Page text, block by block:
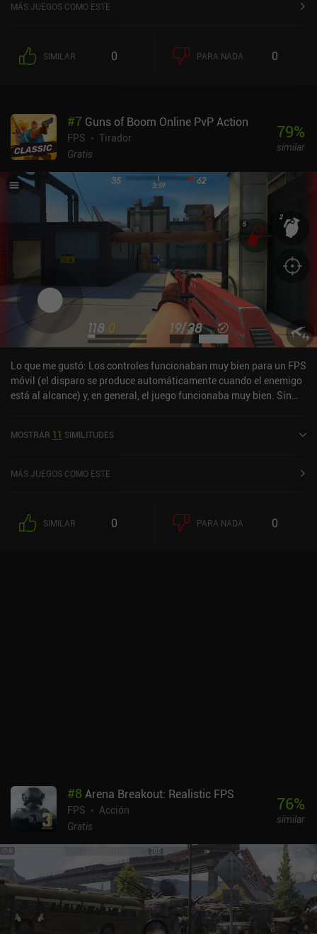
MÁS JUEGOS COMO ESTE
SIMILAR 0 PARA NADA 0
#7 Guns of Boom Online PvP Action
FPS
Tirador
Gratis
79%
similar
Lo que me gustó: Los controles funcionaban muy bien para un FPS
móvil (el disparo se produce automáticamente cuando el enemigo
está al alcance) y, en general, el juego funcionaba muy bien. Sin
y granadas mediante compras dentro de la aplicación. Ah, y
juego? Para algunos, sí, pero sobre todo si te interesan los
MOSTRAR 11 SIMILITUDES
MÁS JUEGOS COMO ESTE
SIMILAR 0 PARA NADA 0
#8 Arena Breakout: Realistic FPS
FPS
Acción
Gratis
76%
similar